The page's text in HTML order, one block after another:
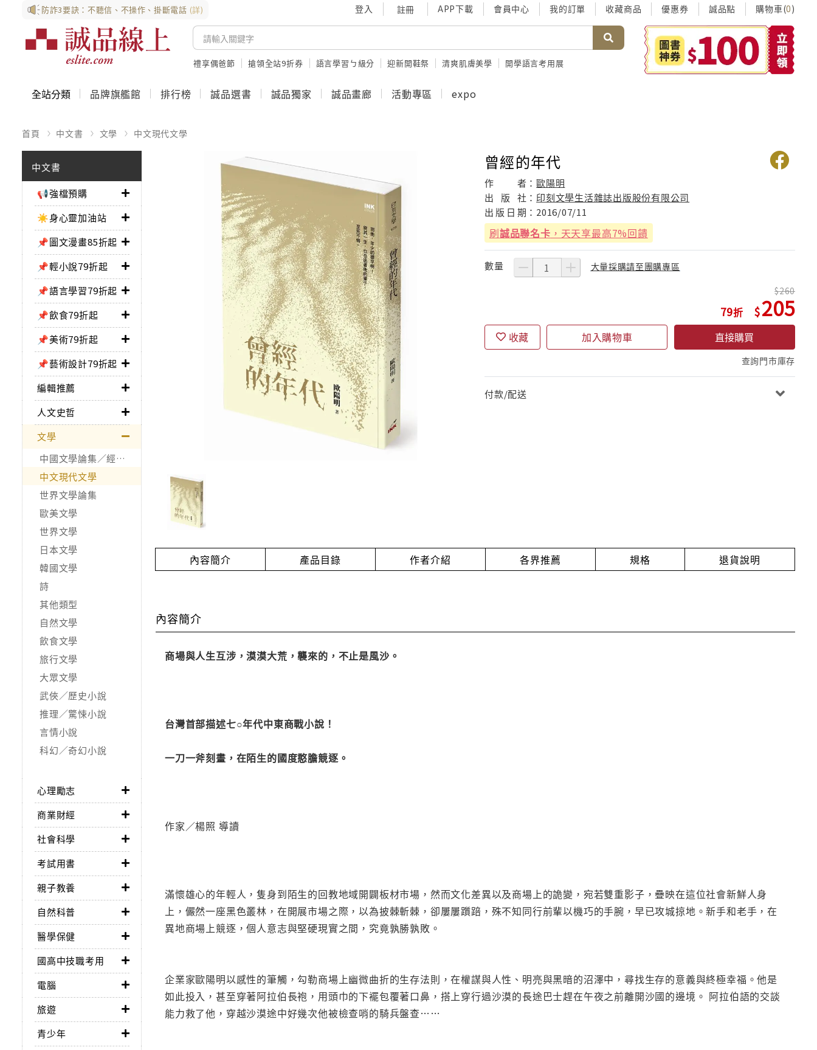
防詐3要訣：不聽信、不操作、掛斷電話 (詳) 登入 註冊 APP下載 會員中心 我的訂單 收藏商品 優惠券 誠品點 購物車(0)
禮享偶爸節 搶領全站9折券 語言學習ㄅ級分 迎新開鞋祭 清爽肌膚美學 開學語言考用展
全站分類 品牌旗艦館 排行榜 誠品選書 誠品獨家 誠品畫廊 活動專區 expo
首頁 中文書 文學 中文現代文學
中文書
📢強檔預購
☀️身心靈加油站
📌圖文漫畫85折起
📌輕小說79折起
📌語言學習79折起
📌飲食79折起
📌美術79折起
📌藝術設計79折起
編輯推薦
人文史哲
文學
中國文學論集／經典作品
中文現代文學
世界文學論集
歐美文學
世界文學
日本文學
韓國文學
詩
其他類型
自然文學
飲食文學
旅行文學
大眾文學
武俠／歷史小說
推理／驚悚小說
言情小說
科幻／奇幻小說
心理勵志
商業財經
社會科學
考試用書
親子教養
自然科普
醫學保健
國高中技職考用
電腦
旅遊
青少年
曾經的年代
作 者：歐陽明
出
版 社： 印刻文學生活雜誌出版股份有限公司
出 版 日 期： 2016/07/11
刷誠品聯名卡 ，天天享最高7%回饋
數量 大量採購請至團購專區
79
260
205
收藏 加入購物車 直接購買
查詢門市庫存
付款/配送
內容簡介 產品目錄 作者介紹 各界推薦 規格 退貨說明
內容簡介
商場與人生互涉，漠漠大荒，襲來的，不止是風沙。
台灣首部描述七○年代中東商戰小說！
一刀一斧刻畫，在陌生的國度憨膽競逐。
作家／楊照 導讀
滿懷雄心的年輕人，隻身到陌生的回教地域開闢板材市場，然而文化差異以及商場上的詭變，宛若雙重影子，疊映在這位社會新鮮人身
上，儼然一座黑色叢林，在開展市場之際，以為披棘斬棘，卻屢屢躓踣，殊不知同行前輩以機巧的手腕，早已攻城掠地。新手和老手，在
異地商場上競逐，個人意志與堅硬現實之間，究竟孰勝孰敗。
企業家歐陽明以感性的筆觸，勾勒商場上幽微曲折的生存法則，在權謀與人性、明亮與黑暗的沼澤中，尋找生存的意義與終極幸福。他是
如此投入，甚至穿著阿拉伯長袍，用頭巾的下襬包覆著口鼻，搭上穿行過沙漠的長途巴士趕在午夜之前離開沙國的邊境。 阿拉伯語的交談
能力救了他，穿越沙漠途中好幾次他被檢查哨的騎兵盤查……